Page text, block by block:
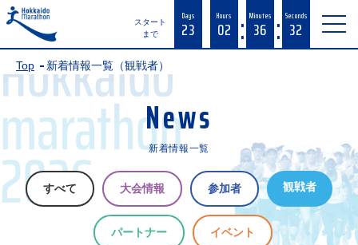
スタート
まで
Days
23
Hours
02 : Minutes
36 : Seconds
32
Top 新着情報一覧（観戦者）
News
新着情報一覧
すべて 大会情報 参加者 観戦者
パートナー イベント